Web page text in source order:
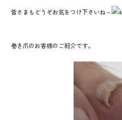
皆さまもどうぞお気をつけ下さいね～
巻き爪のお客様のご紹介です。